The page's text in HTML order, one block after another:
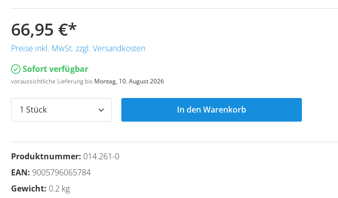
66,95 €*
Preise inkl. MwSt. zzgl. Versandkosten
Sofort verfügbar
voraussichtliche Lieferung bis Montag, 10. August 2026
In den Warenkorb
Produktnummer: 014.261-0
EAN: 9005796065784
Gewicht: 0.2 kg